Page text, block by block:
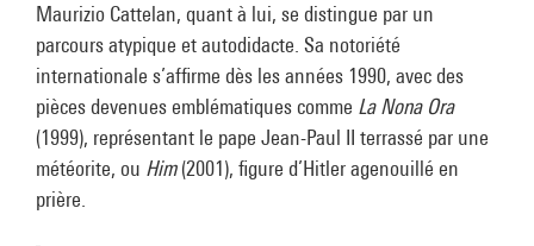
Maurizio Cattelan, quant à lui, se distingue par un
parcours atypique et autodidacte. Sa notoriété
internationale s’affirme dès les années 1990, avec des
pièces devenues emblématiques comme La Nona Ora
(1999), représentant le pape Jean-Paul II terrassé par une
météorite, ou Him(2001), figure d’Hitler agenouillé en
prière.